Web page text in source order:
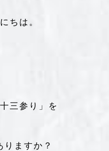
ちは。
三参り」を
りますか？